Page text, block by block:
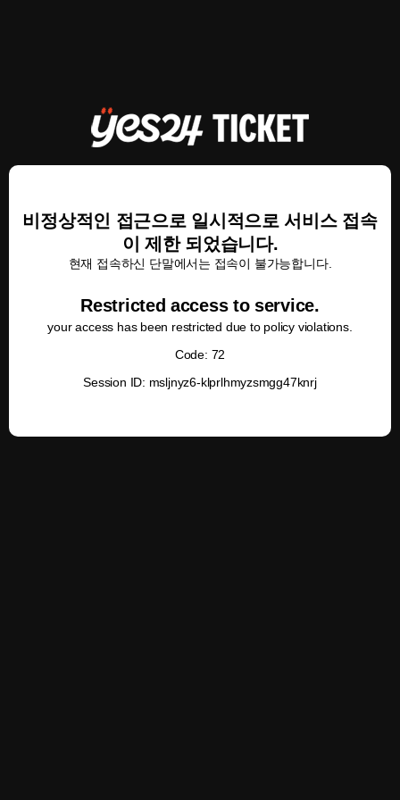
비정상적인 접근으로 일시적으로 서비스 접속
이 제한 되었습니다.
현재 접속하신 단말에서는 접속이 불가능합니다.
Restricted access to service.
your access has been restricted due to policy violations.
Code: 72
Session ID: msljnyz6-klprlhmyzsmgg47knrj